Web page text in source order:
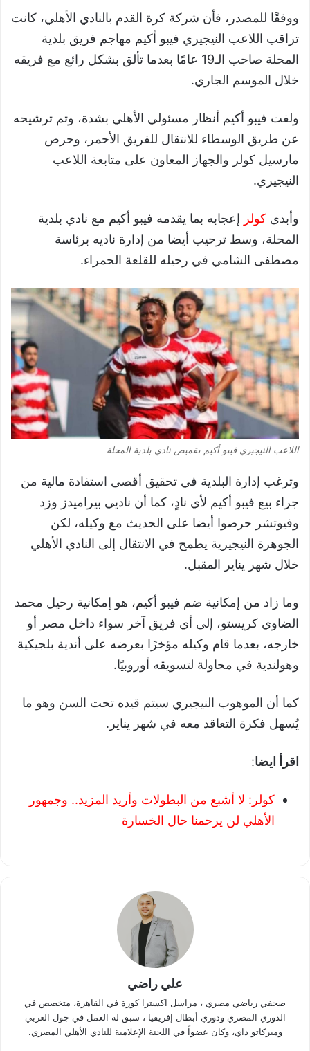
ووفقًا للمصدر، فأن شركة كرة القدم بالنادي الأهلي، كانت
تراقب اللاعب النيجيري فيبو أكيم مهاجم فريق بلدية
المحلة صاحب الـ19 عامًا بعدما تألق بشكل رائع مع فريقه
خلال الموسم الجاري.
ولفت فيبو أكيم أنظار مسئولي الأهلي بشدة، وتم ترشيحه
عن طريق الوسطاء للانتقال للفريق الأحمر، وحرص
مارسيل كولر والجهاز المعاون على متابعة اللاعب
النيجيري.
وأبدى كولر إعجابه بما يقدمه فيبو أكيم مع نادي بلدية
المحلة، وسط ترحيب أيضا من إدارة ناديه برئاسة
مصطفى الشامي في رحيله للقلعة الحمراء.
اللاعب النيجيري فيبو أكيم بقميص نادي بلدية المحلة
وترغب إدارة البلدية في تحقيق أقصى استفادة مالية من
جراء بيع فيبو أكيم لأي نادٍ، كما أن ناديي بيراميدز وزد
وفيوتشر حرصوا أيضا على الحديث مع وكيله، لكن
الجوهرة النيجيرية يطمح في الانتقال إلى النادي الأهلي
خلال شهر يناير المقبل.
وما زاد من إمكانية ضم فيبو أكيم، هو إمكانية رحيل محمد
الضاوي كريستو، إلى أي فريق آخر سواء داخل مصر أو
خارجه، بعدما قام وكيله مؤخرًا بعرضه على أندية بلجيكية
وهولندية في محاولة لتسويقه أوروبيًا.
كما أن الموهوب النيجيري سيتم قيده تحت السن وهو ما
يُسهل فكرة التعاقد معه في شهر يناير.
اقرأ ايضا:
كولر: لا أشبع من البطولات وأريد المزيد.. وجمهور
الأهلي لن يرحمنا حال الخسارة
علي راضي
صحفي رياضي مصري ، مراسل اكسترا كورة في القاهرة، متخصص في
الدوري المصري ودوري أبطال إفريقيا ، سبق له العمل في جول العربي
وميركاتو داي، وكان عضواً في اللجنة الإعلامية للنادي الأهلي المصري.